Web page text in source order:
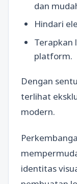
dan
Hindari
Terapkan
platform.
Dengan
terlihat
modern.
identitas